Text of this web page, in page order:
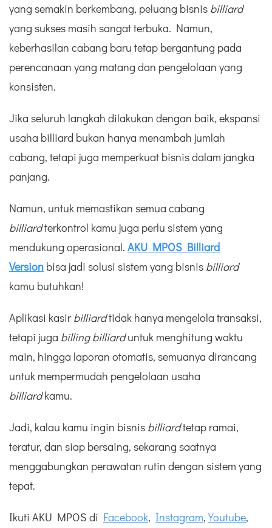
yang semakin berkembang, peluang bisnis billiard
yang sukses masih sangat terbuka. Namun,
keberhasilan cabang baru tetap bergantung pada
perencanaan yang matang dan pengelolaan yang
konsisten.
Jika seluruh langkah dilakukan dengan baik, ekspansi
usaha billiard bukan hanya menambah jumlah
cabang, tetapi juga memperkuat bisnis dalam jangka
panjang.
Namun, untuk memastikan semua cabang
billiardterkontrol kamu juga perlu sistem yang
mendukung operasional. AKU MPOS Billiard
Version bisa jadi solusi sistem yang bisnis billiard
kamu butuhkan!
Aplikasi kasir billiardtidak hanya mengelola transaksi,
tetapi juga billing billiard untuk menghitung waktu
main, hingga laporan otomatis, semuanya dirancang
untuk mempermudah pengelolaan usaha
billiardkamu.
Jadi, kalau kamu ingin bisnis billiardtetap ramai,
teratur, dan siap bersaing, sekarang saatnya
menggabungkan perawatan rutin dengan sistem yang
tepat.
Ikuti AKU MPOS di Facebook, Instagram, Youtube,